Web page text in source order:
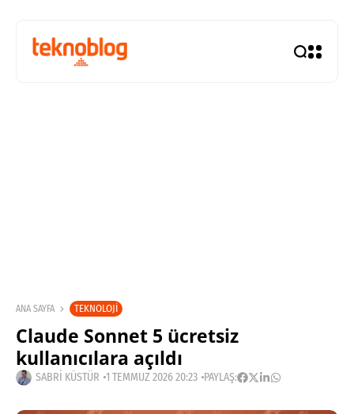
ANA SAYFA TEKNOLOJI
Claude Sonnet 5 ücretsiz
kullanıcılara açıldı
SABRI KÜSTÜR 1 TEMMUZ 2026 20:23 PAYLAŞ: